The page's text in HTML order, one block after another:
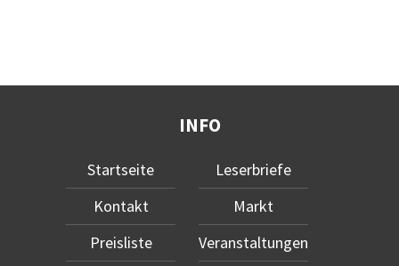
INFO
Startseite
Kontakt
Preisliste
Leserbriefe
Markt
Veranstaltungen